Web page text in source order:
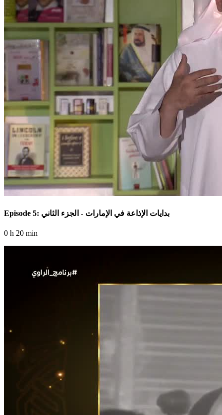
Episode 5: بدايات الإذاعة في الإمارات - الجزء الثاني
0 h 20 min